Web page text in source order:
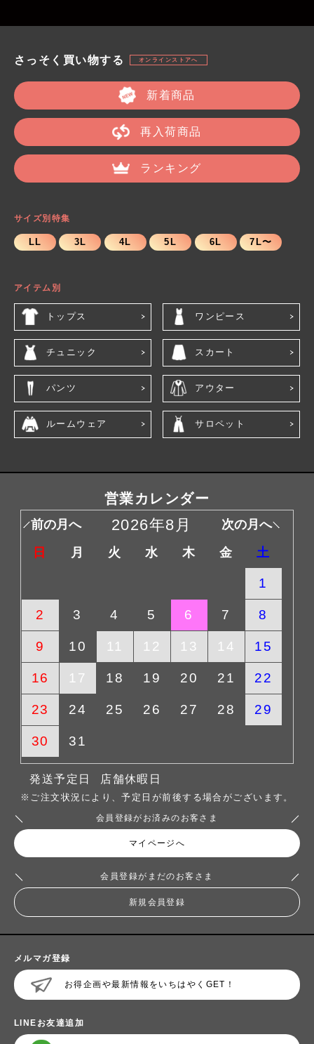
さっそく買い物する オンラインストアへ
新着商品
再入荷商品
ランキング
サイズ別特集
LL 3L 4L 5L 6L 7L〜
アイテム別
トップス ワンピース
チュニック スカート
パンツ アウター
ルームウェア サロペット
営業カレンダー
前の月へ 次の月へ
2026年8月
日 月 火 水 木 金 土
1
2 3 4 5 6 7 8
9 10 11 12 13 14 15
16 17 18 19 20 21 22
23 24 25 26 27 28 29
30 31
発送予定日 店舗休暇日
※ご注文状況により、予定日が前後する場合がございます。
会員登録がお済みのお客さま
マイページへ
会員登録がまだのお客さま
新規会員登録
メルマガ登録
お得企画や最新情報をいちはやくGET！
LINEお友達追加